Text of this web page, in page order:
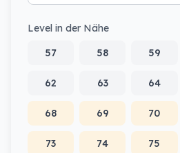
Level in der Nähe
57
58 59
62 63 64
68 69 70
73 74 75